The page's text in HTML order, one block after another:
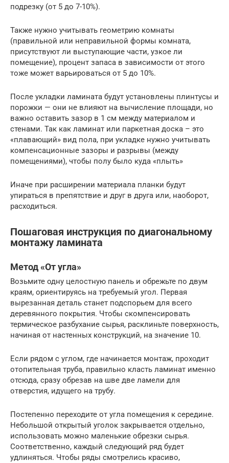
подрезку (от 5 до 7-10%).
Также нужно учитывать геометрию комнаты
(правильной или неправильной формы комната,
присутствуют ли выступающие части, узкое ли
помещение), процент запаса в зависимости от этого
тоже может варьироваться от 5 до 10%.
После укладки ламината будут установлены плинтусы и
порожки — они не влияют на вычисление площади, но
важно оставить зазор в 1 см между материалом и
стенами. Так как ламинат или паркетная доска – это
«плавающий» вид пола, при укладке нужно учитывать
компенсационные зазоры и разрывы (между
помещениями), чтобы полу было куда «плыть»
Иначе при расширении материала планки будут
упираться в препятствие и друг в друга или, наоборот,
расходиться.
Пошаговая инструкция по диагональному
монтажу ламината
Метод «От угла»
Возьмите одну целостную панель и обрежьте по двум
краям, ориентируясь на требуемый угол. Первая
вырезанная деталь станет подспорьем для всего
деревянного покрытия. Чтобы скомпенсировать
термическое разбухание сырья, расклиньте поверхность,
начиная от настенных конструкций, на значение 10.
Если рядом с углом, где начинается монтаж, проходит
отопительная труба, правильно класть ламинат именно
отсюда, сразу обрезав на шве две ламели для
отверстия, идущего на трубу.
Постепенно переходите от угла помещения к середине.
Небольшой открытый уголок закрывается отдельно,
использовать можно маленькие обрезки сырья.
Соответственно, каждый следующий ряд будет
удлиняться. Чтобы ряды смотрелись красиво,